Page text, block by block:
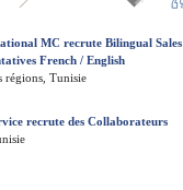
MC recrute Bilingual Sales
French / English
régions, Tunisie
recrute des Collaborateurs